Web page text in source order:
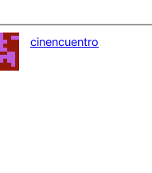
cinencuentro